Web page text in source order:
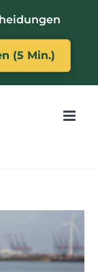
(5 Min.)